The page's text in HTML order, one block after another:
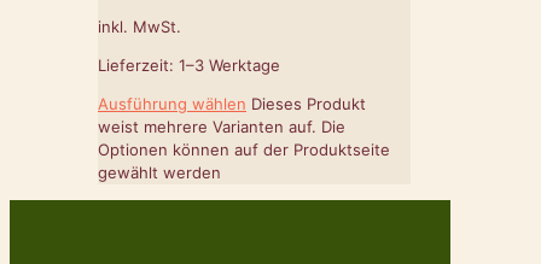
inkl. MwSt.
Lieferzeit: 1–3 Werktage
Ausführung wählen Dieses Produkt
weist mehrere Varianten auf. Die
Optionen können auf der Produktseite
gewählt werden